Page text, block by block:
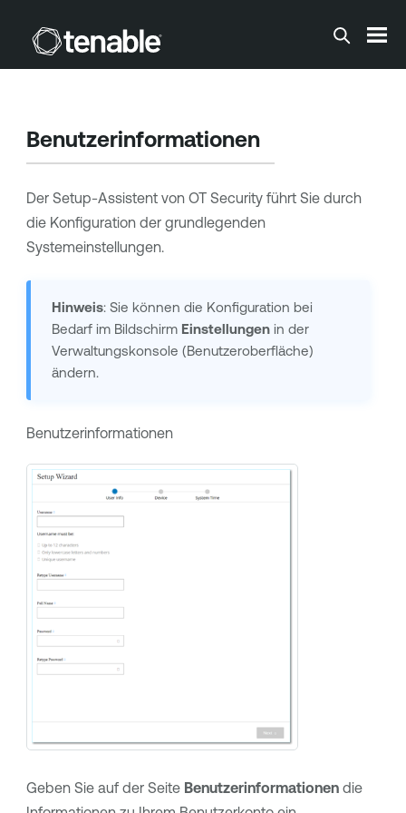
Zum Hauptinhalt springen
Benutzerinformationen
Der Setup-Assistent von OT Securityführt Sie durch
die Konfiguration der grundlegenden
Systemeinstellungen.
Hinweis: Sie können die Konfiguration bei
Bedarf im Bildschirm Einstellungenin der
Verwaltungskonsole (Benutzeroberfläche)
ändern.
Benutzerinformationen
Geben Sie auf der Seite Benutzerinformationendie